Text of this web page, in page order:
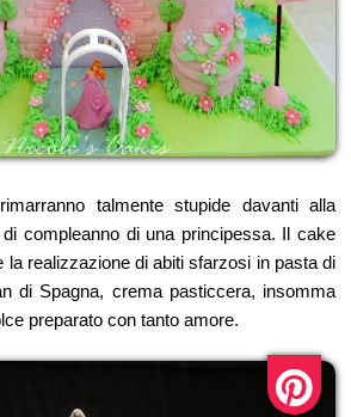
talmente stupide davanti alla
compleanno di una principessa. Il cake
la realizzazione di abiti sfarzosi in pasta di
di Spagna, crema pasticcera, insomma
preparato con tanto amore.